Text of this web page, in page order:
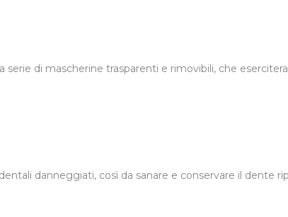
serie di mascherine trasparenti e rimovibili, che
danneggiati, così da sanare e conservare il dente